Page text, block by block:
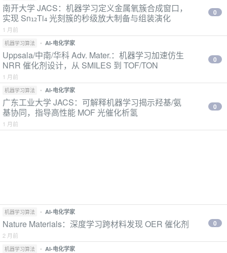
南开大学 JACS：机器学习定义金属氧簇合成窗口，
实现 Sn₁₂Ti₄ 光刻簇的秒级放大制备与组装演化
1 月前
0
机器学习算法 • AI-电化学家
Uppsala/中南/华科 Adv. Mater.：机器学习加速仿生
NRR 催化剂设计，从 SMILES 到 TOF/TON
1 月前
0
机器学习算法 • AI-电化学家
广东工业大学 JACS：可解释机器学习揭示羟基/氨
基协同，指导高性能 MOF 光催化析氢
1 月前
0
机器学习算法 • AI-电化学家
Nature Materials：深度学习跨材料发现 OER 催化剂
2 月前
0
机器学习算法 • AI-电化学家